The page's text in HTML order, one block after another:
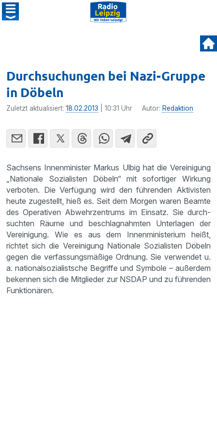
Durchsuchungen bei Nazi-Gruppe
in Döbeln
Zuletzt aktualisiert:18.02.2013 | 10:31 Uhr Autor: Redaktion
Sachsens Innen­mi­nister Markus Ulbig hat die Verei­ni­gung
„Natio­nale Sozia­listen Döbeln“ mit sofor­tiger Wirkung
verboten. Die Verfü­gung wird den führenden Aktivisten
heute zugestellt, hieß es. Seit dem Morgen waren Beamte
des Opera­tiven Abwehr­zen­trums im Einsatz. Sie durch­
suchten Räume und beschlag­nahmten Unter­lagen der
Verei­ni­gung. Wie es aus dem Innen­mi­nis­te­rium heißt,
richtet sich die Verei­ni­gung Natio­nale Sozia­listen Döbeln
gegen die verfas­sungs­mä­ßige Ordnung. Sie verwendet u.
a. natio­nal­so­zia­list­sche Begriffe und Symbole – außerdem
bekennen sich die Mitglieder zur NSDAP und zu führenden
Funktio­nären.